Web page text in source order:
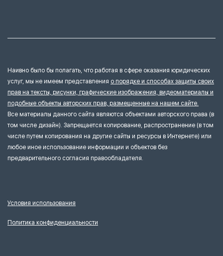
Наивно было бы полагать, что работая в сфере оказания юридических
услуг, мы не имеем представления о порядке и способах защиты своих
прав на тексты, рисунки, графические изображения, видеоматериалы и
подобные объекты авторских прав, размещенные на нашем сайте.
Все материалы данного сайта являются объектами авторского права (в
том числе дизайн). Запрещается копирование, распространение (в том
числе путем копирования на другие сайты и ресурсы в Интернете) или
любое иное использование информации и объектов без
предварительного согласия правообладателя.
Условия использования
Политика конфиденциальности